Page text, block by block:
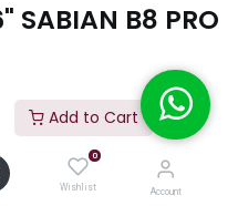
Add to Cart
0
Wishlist Account
SABIAN B8 PRO
Crash es un platillo delgado